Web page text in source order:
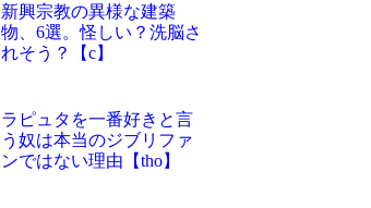
新興宗教の異様な建築
物、6選。怪しい？洗脳さ
れそう？【c】
ラピュタを一番好きと言
う奴は本当のジブリファ
ンではない理由【tho】